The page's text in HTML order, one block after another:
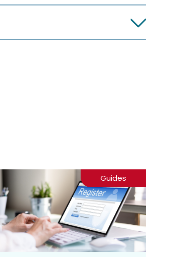
Guides